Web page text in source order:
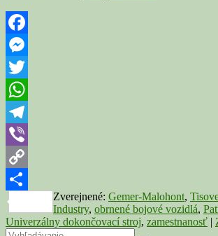
Facebook
Messenger
Twitter
WhatsApp
Telegram
Viber
Copy
Link
Share
Zverejnené: Gemer-Malohont,
Industry, obrnené bojové vozidlá,
Univerzálny dokončovací stroj, zamestnanosť |
Search